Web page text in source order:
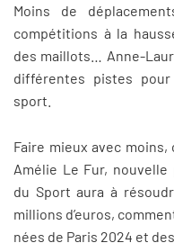
Moins de
compétitions à la
des maillots… Anne-
différentes pistes pour
sport.
Faire mieux avec moins,
Amélie Le Fur, nouvelle
du Sport aura à
millions d’euros,
nées de Paris 2024 et